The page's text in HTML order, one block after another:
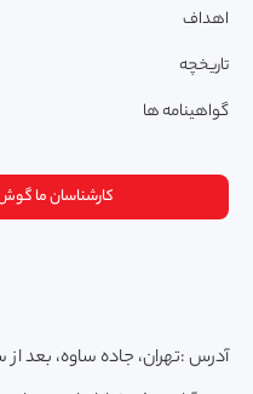
اهداف
تاریخچه
گواهینامه ها
کارشناسان ما
آدرس :تهران، جاده ساوه، بعد